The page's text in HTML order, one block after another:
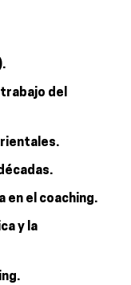
del
en el coaching.
y la